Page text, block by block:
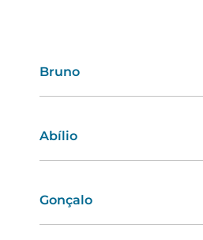
Bruno
Abílio
Gonçalo
Lara
Rosário
Berta